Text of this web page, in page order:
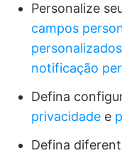
Personalize
campos
personalizados
notificação
Defina
privacidade e
Defina